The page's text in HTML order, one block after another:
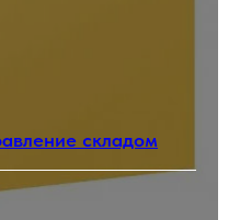
складом